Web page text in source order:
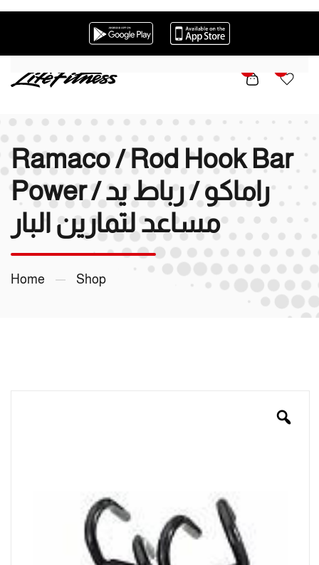
Skip to main content
Ramaco / Rod Hook Bar
Power / راماكو / رباط يد
مساعد لتمارين البار
Home Shop